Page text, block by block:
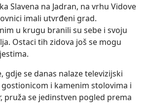
Slavena na Jadran, na vrhu Vidove
imali utvrđeni grad.
u krugu branili su sebe i svoju
Ostaci tih zidova još se mogu
gdje se danas nalaze televizijski
gostionicom i kamenim stolovima i
pruža se jedinstven pogled prema